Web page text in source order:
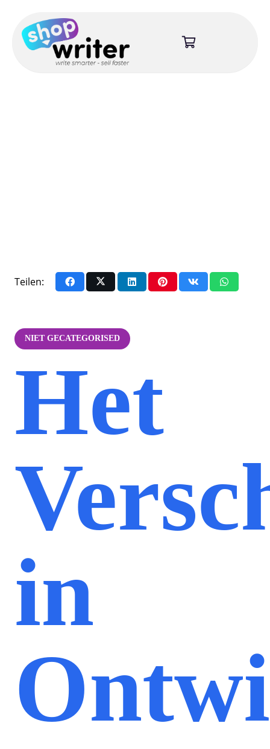
Teilen:
NIET GECATEGORISED
Het
in